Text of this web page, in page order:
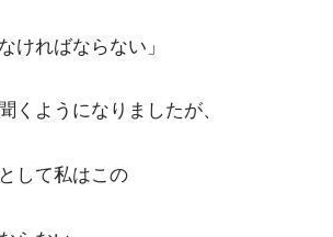
ければならない」
くようになりましたが、
して私はこの